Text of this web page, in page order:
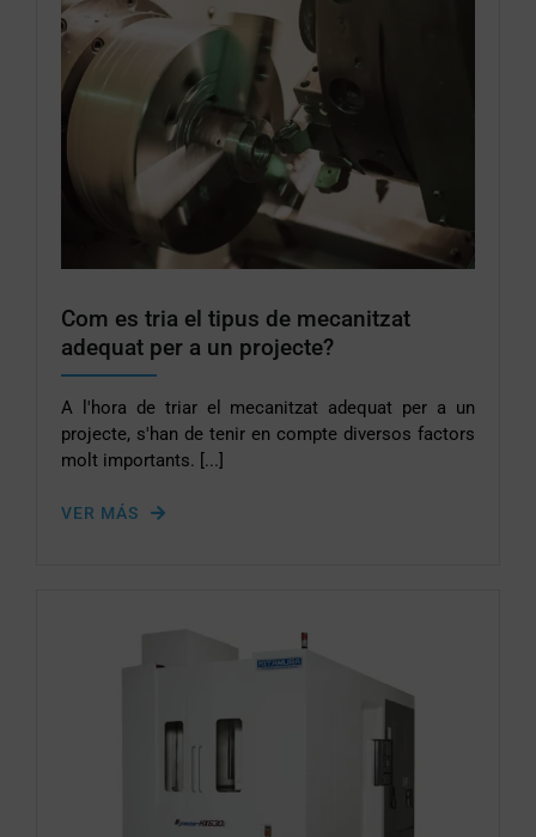
Com es tria el tipus de mecanitzat
adequat per a un projecte?
A l'hora de triar el mecanitzat adequat per a un
projecte, s'han de tenir en compte diversos factors
molt importants. [...]
VER MÁS